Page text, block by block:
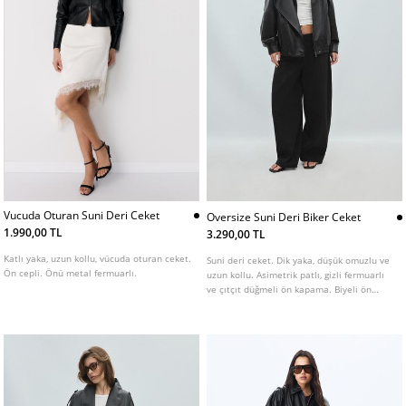
Vucuda Oturan Suni Deri Ceket
1.990,00 TL
Katlı yaka, uzun kollu, vücuda oturan ceket.
Ön cepli. Önü metal fermuarlı.
Oversize Suni Deri Biker Ceket
3.290,00 TL
Suni deri ceket. Dik yaka, düşük omuzlu ve
uzun kollu. Asimetrik patlı, gizli fermuarlı
ve çıtçıt düğmeli ön kapama. Biyeli ön